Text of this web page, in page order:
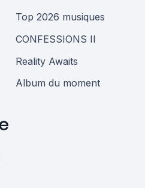
Top 2026 musiques
CONFESSIONS II
Reality Awaits
Album du moment